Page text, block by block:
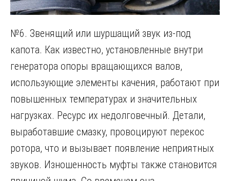
№6. Звенящий или шуршащий звук из-под
капота. Как известно, установленные внутри
генератора опоры вращающихся валов,
использующие элементы качения, работают при
повышенных температурах и значительных
нагрузках. Ресурс их недолговечный. Детали,
выработавшие смазку, провоцируют перекос
ротора, что и вызывает появление неприятных
звуков. Изношенность муфты также становится